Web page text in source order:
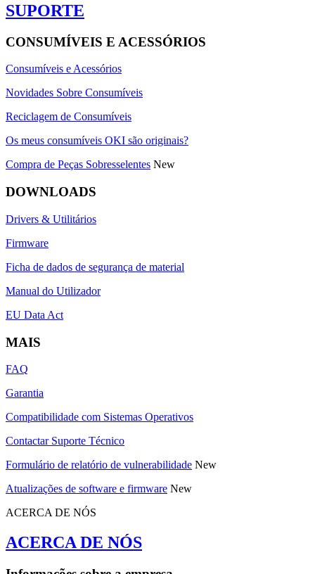
SUPORTE
CONSUMÍVEIS E ACESSÓRIOS
Consumíveis e Acessórios
Novidades Sobre Consumíveis
Reciclagem de Consumíveis
Os meus consumíveis OKI são originais?
Compra de Peças Sobresselentes New
DOWNLOADS
Drivers & Utilitários
Firmware
Ficha de dados de segurança de material
Manual do Utilizador
EU Data Act
MAIS
FAQ
Garantia
Compatibilidade com Sistemas Operativos
Contactar Suporte Técnico
Formulário de relatório de vulnerabilidade New
Atualizações de software e firmware New
ACERCA DE NÓS
ACERCA DE NÓS